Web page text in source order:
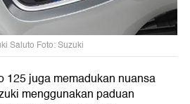
Saluto Foto: Suzuki
125 juga memadukan nuansa
menggunakan paduan